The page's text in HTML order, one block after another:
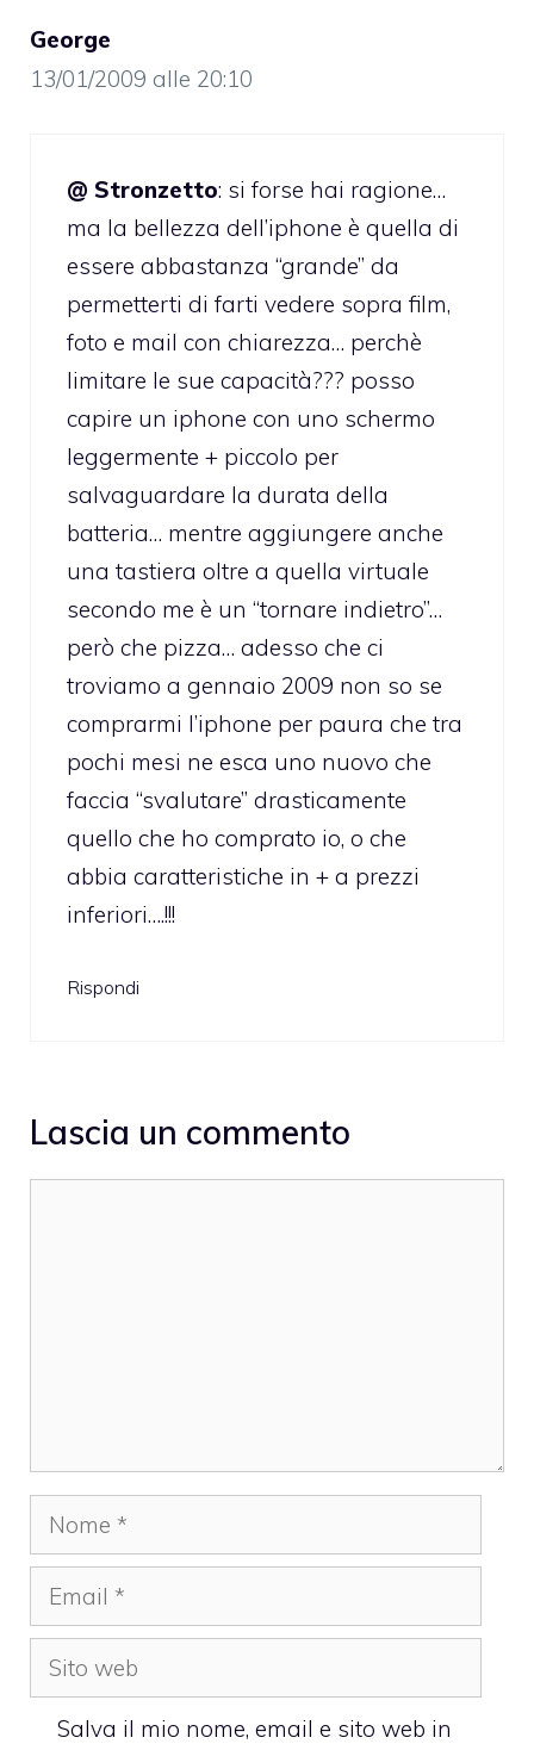
George
13/01/2009 alle 20:10
@ Stronzetto: si forse hai ragione…
ma la bellezza dell’iphone è quella di
essere abbastanza “grande” da
permetterti di farti vedere sopra film,
foto e mail con chiarezza… perchè
limitare le sue capacità??? posso
capire un iphone con uno schermo
leggermente + piccolo per
salvaguardare la durata della
batteria… mentre aggiungere anche
una tastiera oltre a quella virtuale
secondo me è un “tornare indietro”…
però che pizza… adesso che ci
troviamo a gennaio 2009 non so se
comprarmi l’iphone per paura che tra
pochi mesi ne esca uno nuovo che
faccia “svalutare” drasticamente
quello che ho comprato io, o che
abbia caratteristiche in + a prezzi
inferiori….!!!
Rispondi
Lascia un commento
Nome
Email
Sito
web
Salva il mio nome, email e sito web in